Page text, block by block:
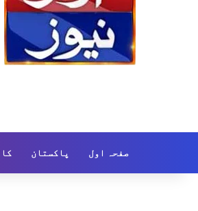
صفحہ اول پاکستان